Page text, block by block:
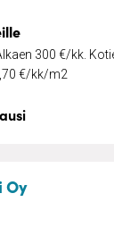
300 €/kk.
€/kk/m2
Oy– Hoitokoti